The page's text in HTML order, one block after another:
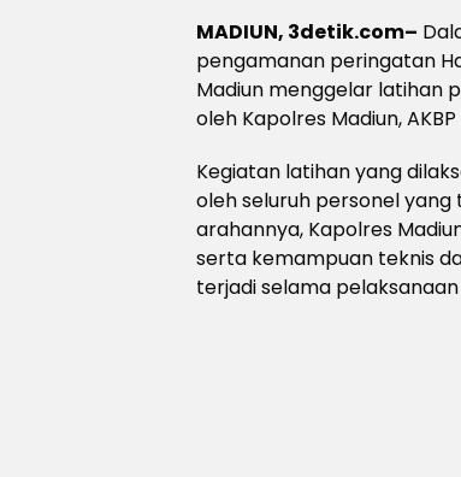
MADIUN, 3detik.com–
pengamanan peringatan
Madiun menggelar latihan
oleh Kapolres Madiun,
Kegiatan latihan yang
oleh seluruh personel
arahannya, Kapolres
serta kemampuan teknis
terjadi selama